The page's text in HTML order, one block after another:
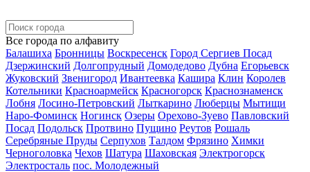
Все города по алфавиту
Балашиха Бронницы Воскресенск Город Сергиев Посад
Дзержинский Долгопрудный Домодедово Дубна Егорьевск
Жуковский Звенигород Ивантеевка Кашира Клин Королев
Котельники Красноармейск Красногорск Краснознаменск
Лобня Лосино-Петровский Лыткарино Люберцы Мытищи
Наро-Фоминск Ногинск Озеры Орехово-Зуево Павловский
Посад Подольск Протвино Пущино Реутов Рошаль
Серебряные Пруды Серпухов Талдом Фрязино Химки
Черноголовка Чехов Шатура Шаховская Электрогорск
Электросталь пос. Молодежный